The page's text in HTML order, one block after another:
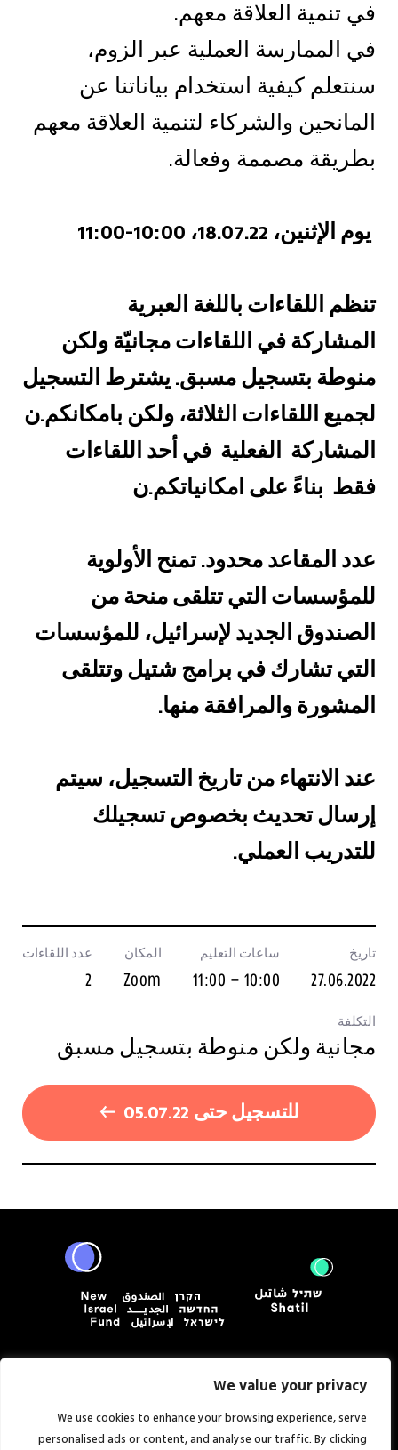
We value your privacy
We use cookies to enhance your browsing experience, serve
personalised ads or content, and analyse our traffic. By clicking
في تنمية العلاقة معهم.
في الممارسة العملية عبر الزوم،
سنتعلم كيفية استخدام بياناتنا عن
المانحين والشركاء لتنمية العلاقة معهم
بطريقة مصممة وفعالة.
يوم الإثنين، 18.07.22، 10:00-11:00
تنظم اللقاءات باللغة العبرية
المشاركة في اللقاءات مجانيّة ولكن
منوطة بتسجيل مسبق. يشترط التسجيل
لجميع اللقاءات الثلاثة، ولكن بامكانكم.ن
المشاركة الفعلية في أحد اللقاءات
فقط بناءً على امكانياتكم.ن
عدد المقاعد محدود. تمنح الأولوية
للمؤسسات التي تتلقى منحة من
الصندوق الجديد لإسرائيل، للمؤسسات
التي تشارك في برامج شتيل وتتلقى
المشورة والمرافقة منها.
عند الانتهاء من تاريخ التسجيل، سيتم
إرسال تحديث بخصوص تسجيلك
للتدريب العملي.
تاريخ
27.06.2022
ساعات التعليم
10:00 – 11:00
المكان
Zoom
عدد اللقاءات
2
التكلفة
مجانية ولكن منوطة بتسجيل مسبق
للتسجيل حتى 05.07.22
التحدث معنا